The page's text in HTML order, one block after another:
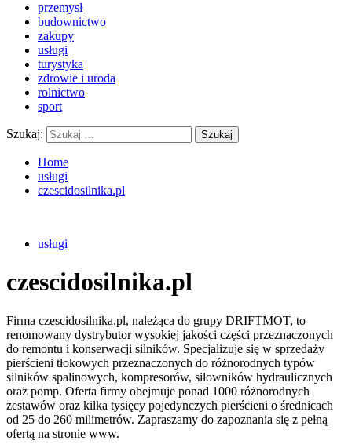
przemysł
budownictwo
zakupy
usługi
turystyka
zdrowie i uroda
rolnictwo
sport
Szukaj:
Home
usługi
czescidosilnika.pl
usługi
czescidosilnika.pl
Firma czescidosilnika.pl, należąca do grupy DRIFTMOT, to
renomowany dystrybutor wysokiej jakości części przeznaczonych
do remontu i konserwacji silników. Specjalizuje się w sprzedaży
pierścieni tłokowych przeznaczonych do różnorodnych typów
silników spalinowych, kompresorów, siłowników hydraulicznych
oraz pomp. Oferta firmy obejmuje ponad 1000 różnorodnych
zestawów oraz kilka tysięcy pojedynczych pierścieni o średnicach
od 25 do 260 milimetrów. Zapraszamy do zapoznania się z pełną
ofertą na stronie www.